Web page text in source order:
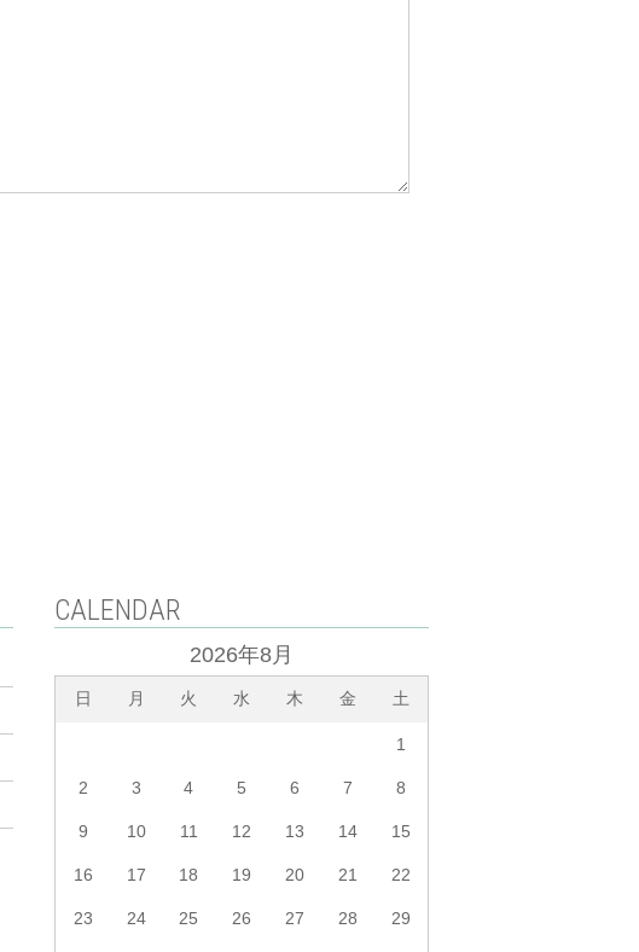
CALENDAR
2026年8月
日 月 火 水 木 金 土
1
2 3 4 5 6 7 8
9 10 11 12 13 14 15
16 17 18 19 20 21 22
23 24 25 26 27 28 29